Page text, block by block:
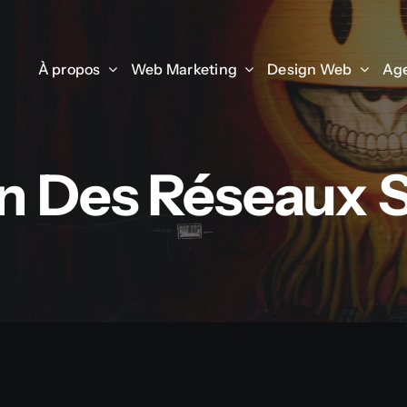
À propos Web Marketing Design Web
À propos Web Marketing Design Web
Des Réseaux